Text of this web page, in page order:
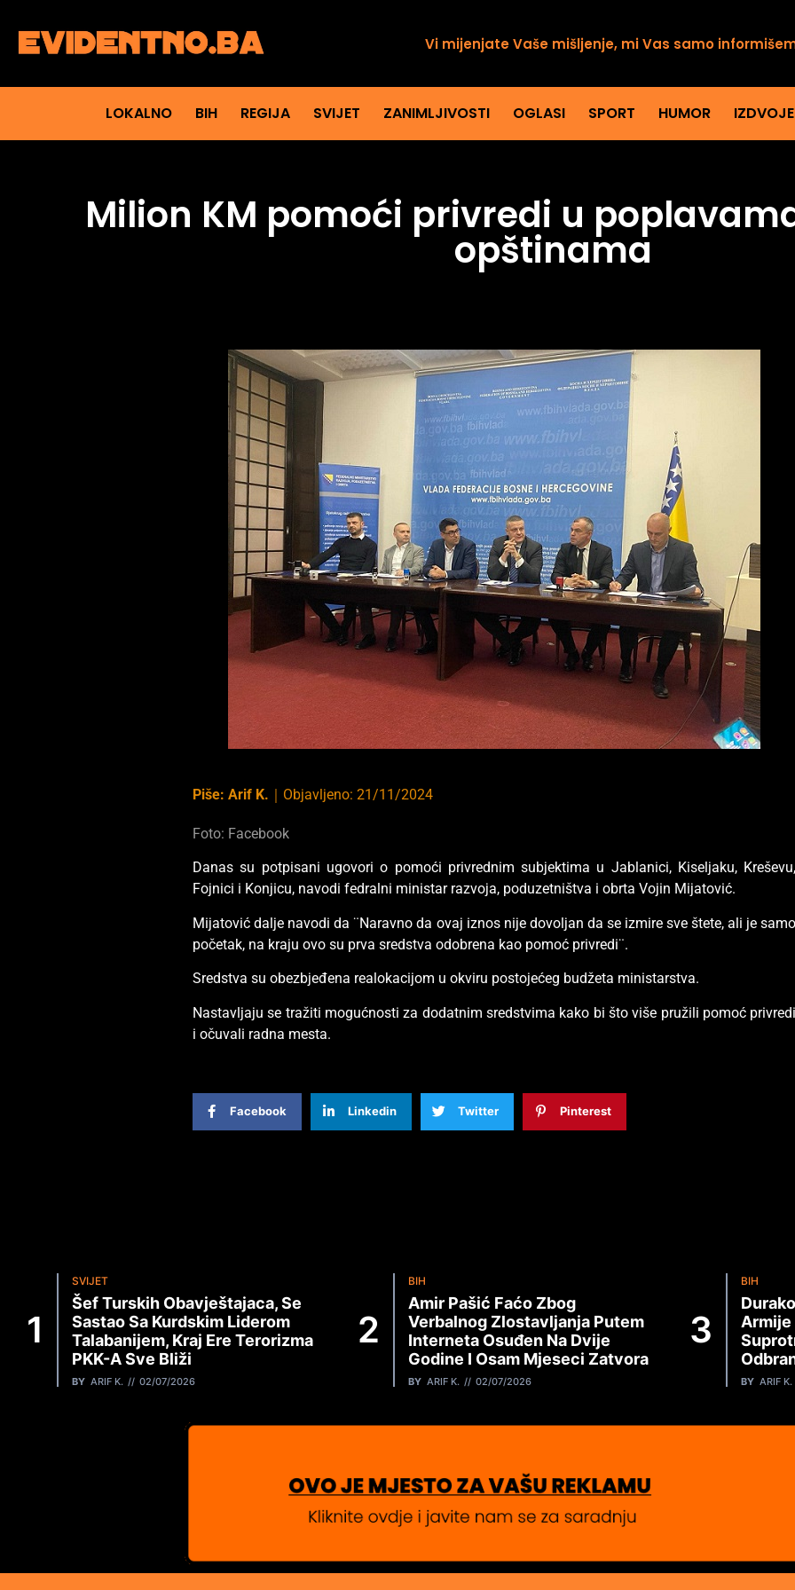
Vi mijenjate Vaše mišljenje, mi Vas samo
LOKALNO BIH REGIJA SVIJET ZANIMLJIVOSTI OGLASI SPORT HUMOR
Milion KM pomoći privredi u
opštinama
Piše: Arif K. ｜ Objavljeno:21/11/2024
Foto: Facebook
Danas su potpisani ugovori o pomoći privrednim subjektima u Jablanici, Kiseljaku, Kreševu,
Fojnici i Konjicu, navodi fedralni ministar razvoja, poduzetništva i obrta Vojin Mijatović.
Mijatović dalje navodi da ¨Naravno da ovaj iznos nije dovoljan da se izmire sve štete, ali je samo
početak, na kraju ovo su prva sredstva odobrena kao pomoć privredi¨.
Sredstva su obezbjeđena realokacijom u okviru postojećeg budžeta ministarstva.
Nastavljaju se tražiti mogućnosti za dodatnim sredstvima kako bi što više pružili pomoć privredi
i očuvali radna mesta.
Facebook Linkedin Twitter Pinterest
SVIJET
Šef Turskih Obavještajaca, Se
Sastao Sa Kurdskim Liderom
Talabanijem, Kraj Ere Terorizma
PKK-A Sve Bliži
BY ARIF K. 02/07/2026
BIH
Amir Pašić Faćo Zbog
Verbalnog Zlostavljanja Putem
Interneta Osuđen Na Dvije
Godine I Osam Mjeseci Zatvora
BY ARIF K. 02/07/2026
BIH
Armije
BY ARIF K.